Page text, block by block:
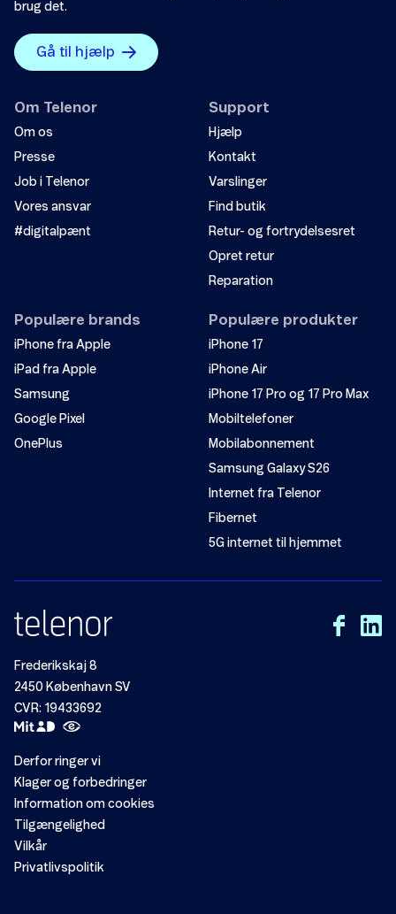
brug det.
Gå til hjælp
Om Telenor
Om os
Presse
Job i Telenor
Vores ansvar
#digitalpænt
Support
Hjælp
Kontakt
Varslinger
Find butik
Retur- og fortrydelsesret
Opret retur
Reparation
Populære brands
iPhone fra Apple
iPad fra Apple
Samsung
Google Pixel
OnePlus
Populære produkter
iPhone 17
iPhone Air
iPhone 17 Pro og 17 Pro Max
Mobiltelefoner
Mobilabonnement
Samsung Galaxy S26
Internet fra Telenor
Fibernet
5G internet til hjemmet
Frederikskaj 8
2450 København SV
CVR: 19433692
Derfor ringer vi
Klager og forbedringer
Information om cookies
Tilgængelighed
Vilkår
Privatlivspolitik